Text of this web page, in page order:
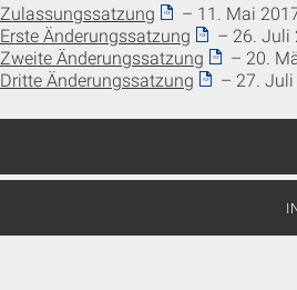
Zulassungssatzung
– 11. Mai
Erste Änderungssatzung
– 26. Juli
Zweite Änderungssatzung
– 20.
Dritte Änderungssatzung
– 27.